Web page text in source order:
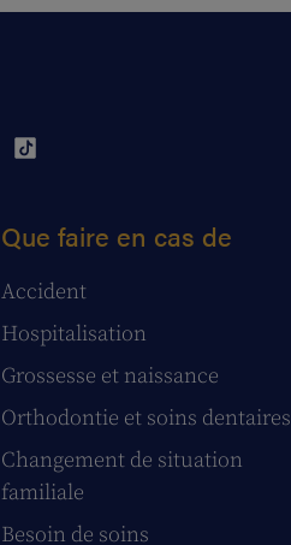
Que faire en cas de
Accident
Hospitalisation
Grossesse et naissance
Orthodontie et soins dentaires
Changement de situation
familiale
Besoin de soins